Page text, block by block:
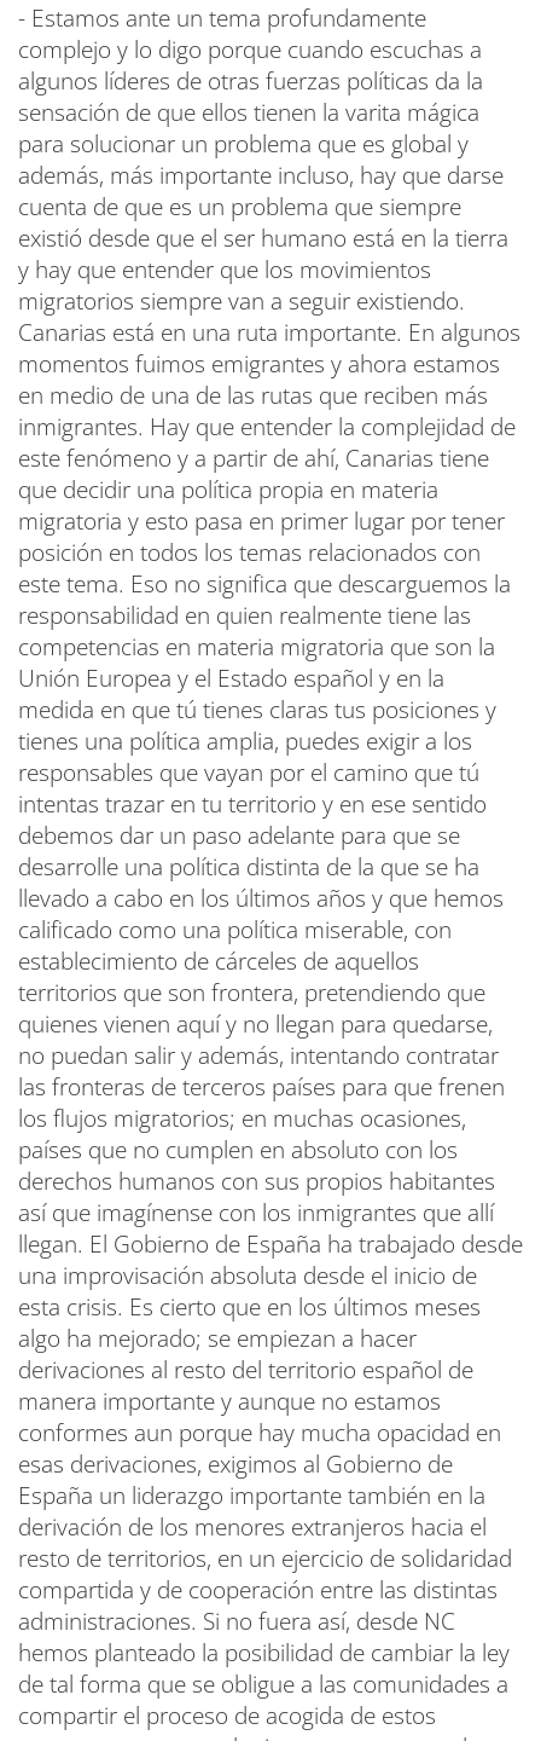
- Estamos ante un tema profundamente
complejo y lo digo porque cuando escuchas a
algunos líderes de otras fuerzas políticas da la
sensación de que ellos tienen la varita mágica
para solucionar un problema que es global y
además, más importante incluso, hay que darse
cuenta de que es un problema que siempre
existió desde que el ser humano está en la tierra
y hay que entender que los movimientos
migratorios siempre van a seguir existiendo.
Canarias está en una ruta importante. En algunos
momentos fuimos emigrantes y ahora estamos
en medio de una de las rutas que reciben más
inmigrantes. Hay que entender la complejidad de
este fenómeno y a partir de ahí, Canarias tiene
que decidir una política propia en materia
migratoria y esto pasa en primer lugar por tener
posición en todos los temas relacionados con
este tema. Eso no significa que descarguemos la
responsabilidad en quien realmente tiene las
competencias en materia migratoria que son la
Unión Europea y el Estado español y en la
medida en que tú tienes claras tus posiciones y
tienes una política amplia, puedes exigir a los
responsables que vayan por el camino que tú
intentas trazar en tu territorio y en ese sentido
debemos dar un paso adelante para que se
desarrolle una política distinta de la que se ha
llevado a cabo en los últimos años y que hemos
calificado como una política miserable, con
establecimiento de cárceles de aquellos
territorios que son frontera, pretendiendo que
quienes vienen aquí y no llegan para quedarse,
no puedan salir y además, intentando contratar
las fronteras de terceros países para que frenen
los flujos migratorios; en muchas ocasiones,
países que no cumplen en absoluto con los
derechos humanos con sus propios habitantes
así que imagínense con los inmigrantes que allí
llegan. El Gobierno de España ha trabajado desde
una improvisación absoluta desde el inicio de
esta crisis. Es cierto que en los últimos meses
algo ha mejorado; se empiezan a hacer
derivaciones al resto del territorio español de
manera importante y aunque no estamos
conformes aun porque hay mucha opacidad en
esas derivaciones, exigimos al Gobierno de
España un liderazgo importante también en la
derivación de los menores extranjeros hacia el
resto de territorios, en un ejercicio de solidaridad
compartida y de cooperación entre las distintas
administraciones. Si no fuera así, desde NC
hemos planteado la posibilidad de cambiar la ley
de tal forma que se obligue a las comunidades a
compartir el proceso de acogida de estos